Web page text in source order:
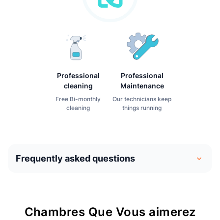
Professional
cleaning
Free Bi-monthly
cleaning
Professional
Maintenance
Our technicians keep
things running
Frequently asked questions
domicile. Les gens emménagent dans leur propre
chambre privée et partagent des espaces communs avec
Chambres Que Vous aimerez